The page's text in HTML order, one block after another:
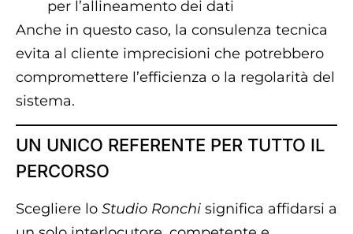
per l’allineamento dei dati
Anche in questo caso, la consulenza tecnica
evita al cliente imprecisioni che potrebbero
compromettere l’efficienza o la regolarità del
sistema.
UN UNICO REFERENTE PER TUTTO IL
PERCORSO
Scegliere lo Studio Ronchi significa affidarsi a